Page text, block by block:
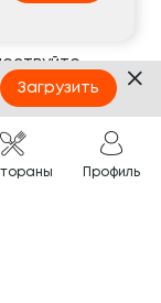
CITY
Профиль
Загрузить